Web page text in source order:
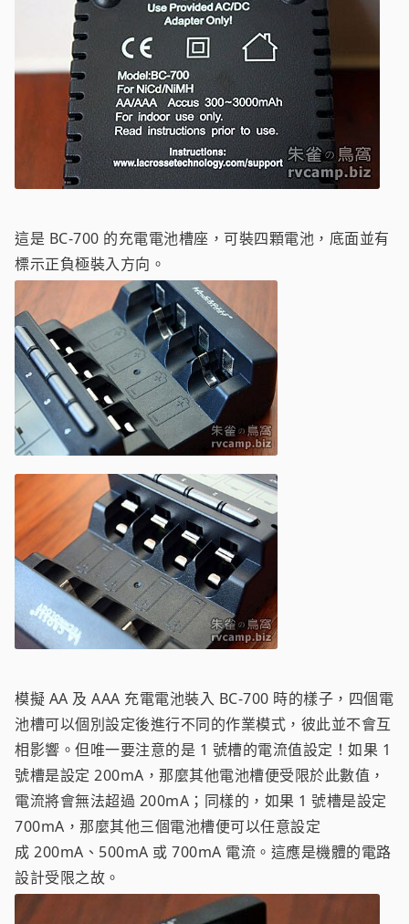
這是 BC-700 的充電電池槽座，可裝四顆電池，底面並有
標示正負極裝入方向。
模擬 AA 及 AAA 充電電池裝入 BC-700 時的樣子，四個電
池槽可以個別設定後進行不同的作業模式，彼此並不會互
相影響。但唯一要注意的是 1 號槽的電流值設定！如果 1
號槽是設定 200mA，那麼其他電池槽便受限於此數值，
電流將會無法超過 200mA；同樣的，如果 1 號槽是設定
700mA，那麼其他三個電池槽便可以任意設定
成 200mA、500mA 或 700mA 電流。這應是機體的電路
設計受限之故。